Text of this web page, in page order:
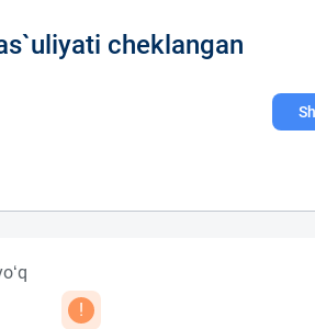
cheklangan
!